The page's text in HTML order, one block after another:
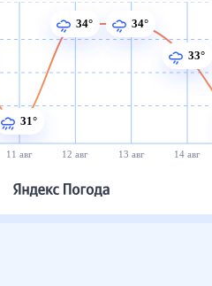
11 авг 12 авг 13 авг 14 авг
31°
34°
34°
33°